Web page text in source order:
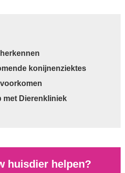
konijnenziektes
met Dierenkliniek
huisdier helpen?